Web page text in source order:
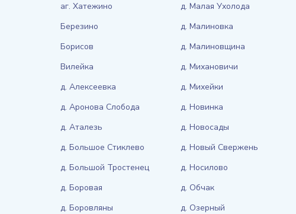
аг. Хатежино
Березино
Борисов
Вилейка
д. Алексеевка
д. Аронова Слобода
д. Аталезь
д. Большое Стиклево
д. Большой Тростенец
д. Боровая
д. Боровляны
д. Малая Ухолода
д. Малиновка
д. Малиновщина
д. Михановичи
д. Михейки
д. Новинка
д. Новосады
д. Новый Свержень
д. Носилово
д. Обчак
д. Озерный